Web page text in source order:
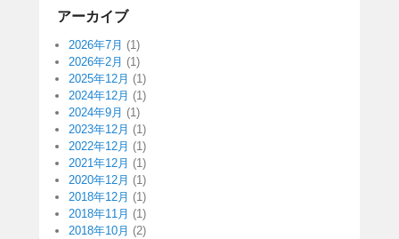
アーカイブ
2026年7月 (1)
2026年2月 (1)
2025年12月 (1)
2024年12月 (1)
2024年9月 (1)
2023年12月 (1)
2022年12月 (1)
2021年12月 (1)
2020年12月 (1)
2018年12月 (1)
2018年11月 (1)
2018年10月 (2)